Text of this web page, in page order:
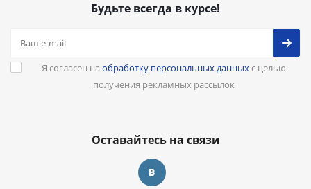
Будьте всегда в курсе!
Я согласен на обработку персональных данныхс целью
получения рекламных рассылок
Оставайтесь на связи